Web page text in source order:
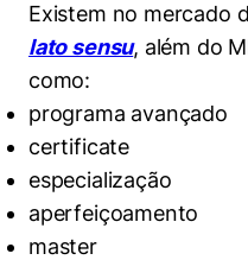
Existem no mercado
lato sensu, além do
como:
programa avançado
certificate
especialização
aperfeiçoamento
master